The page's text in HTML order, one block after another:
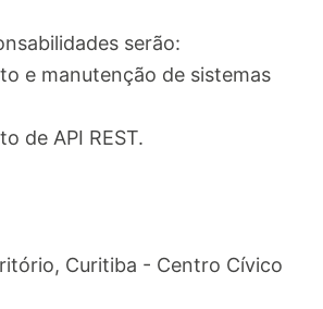
serão:
e manutenção de sistemas
de API REST.
Curitiba - Centro Cívico